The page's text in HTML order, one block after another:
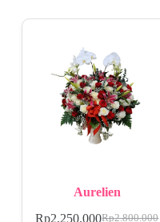
Aurelien
Rp2.800.000
Rp2.250.000